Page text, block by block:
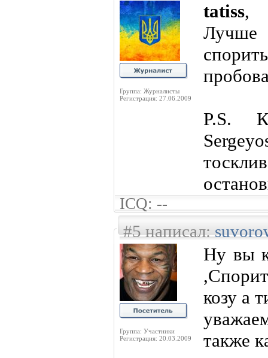
Группа: Журналисты
Регистрация: 27.06.2009
tatiss,
P.S.
ICQ: --
#5 написал:
Группа: Участники
Регистрация: 20.03.2009
Ну вы
козу а
также